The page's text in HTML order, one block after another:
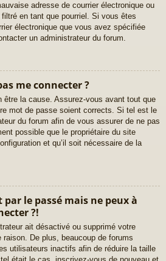
adresse de courrier électronique ou
en tant que pourriel. Si vous êtes
électronique que vous avez spécifiée
un administrateur du forum.
me connecter ?
être la cause. Assurez-vous avant tout que
mot de passe soient corrects. Si tel est le
du forum afin de vous assurer de ne pas
possible que le propriétaire du site
et qu’il soit nécessaire de la
par le passé mais ne peux à
?!
ait désactivé ou supprimé votre
raison. De plus, beaucoup de forums
utilisateurs inactifs afin de réduire la taille